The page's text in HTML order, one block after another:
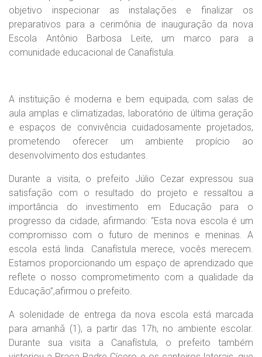
objetivo inspecionar as instalações e finalizar os
preparativos para a cerimônia de inauguração da nova
Escola Antônio Barbosa Leite, um marco para a
comunidade educacional de Canafístula.
A instituição é moderna e bem equipada, com salas de
aula amplas e climatizadas, laboratório de última geração
e espaços de convivência cuidadosamente projetados,
prometendo oferecer um ambiente propício ao
desenvolvimento dos estudantes.
Durante a visita, o prefeito Júlio Cezar expressou sua
satisfação com o resultado do projeto e ressaltou a
importância do investimento em Educação para o
progresso da cidade, afirmando: “Esta nova escola é um
compromisso com o futuro de meninos e meninas. A
escola está linda. Canafístula merece, vocês merecem.
Estamos proporcionando um espaço de aprendizado que
reflete o nosso comprometimento com a qualidade da
Educação”,afirmou o prefeito.
A solenidade de entrega da nova escola está marcada
para amanhã (1), a partir das 17h, no ambiente escolar.
Durante sua visita a Canafístula, o prefeito também